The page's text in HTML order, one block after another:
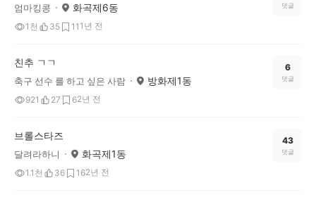
엄마킹콩 화곡제6동
1천 35 11 1년 전
댓글
친추 ㄱㄱ
축구 선수 를 하고 싶은 사람 방화제1동
921 27 62년 전
6
댓글
브롤스타즈
달려라하니 화곡제1동
1.1천 36 162년 전
43
댓글